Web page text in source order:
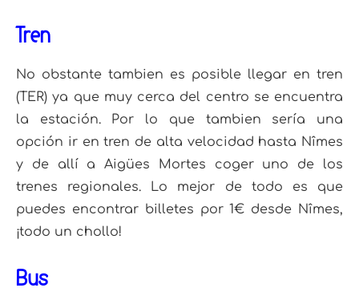
Tren
No obstante tambien es posible llegar en tren
(TER) ya que muy cerca del centro se encuentra
la estación. Por lo que tambien sería una
opción ir en tren de alta velocidad hasta Nîmes
y de allí a Aigües Mortes coger uno de los
trenes regionales. Lo mejor de todo es que
puedes encontrar billetes por 1€ desde Nîmes,
¡todo un chollo!
Bus